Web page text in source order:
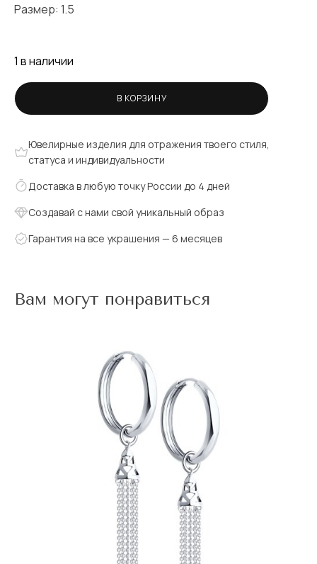
Размер: 1.5
1 в наличии
В КОРЗИНУ
Ювелирные изделия для отражения твоего стиля,
статуса и индивидуальности
Доставка в любую точку России до 4 дней
Создавай с нами свой уникальный образ
Гарантия на все украшения — 6 месяцев
Вам могут понравиться